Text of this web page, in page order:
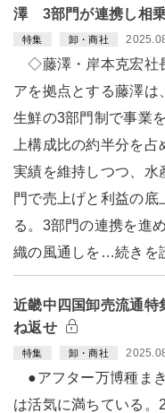
澤 3部門が連携し相
特集 卸・商社
◇藤澤・岸本克宏社
アを拠点とする藤澤は
生鮮の3部門制で事業
上構成比の約半分を
実績を維持しつつ、水
門で売上げと利益の底
る。3部門の連携を進
織の風通しを…続きを
近畿中四国卸売流通
ね返せ
特集 卸・商社
●アフター万博種ま
は活気に満ちている。